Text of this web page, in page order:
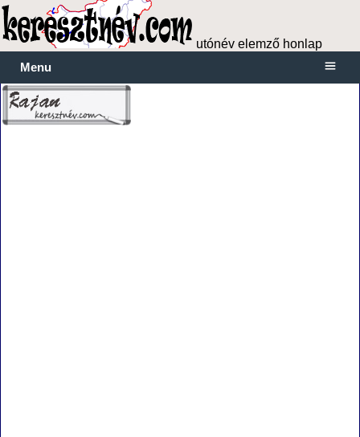
utónév elemző honlap
Menu